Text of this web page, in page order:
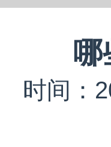
哪
时间：